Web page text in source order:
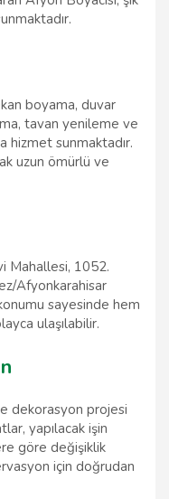
boyama, duvar
tavan yenileme ve
hizmet sunmaktadır.
uzun ömürlü ve
Mahallesi, 1052.
Afyonkarahisar
sayesinde hem
ulaşılabilir.
dekorasyon projesi
yapılacak işin
göre değişiklik
için doğrudan